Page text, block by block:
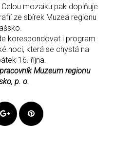
mozaiku pak doplňuje
ze sbírek Muzea regionu
korespondovat i program
noci, která se chystá na
16. října.
Muzeum regionu
p. o.